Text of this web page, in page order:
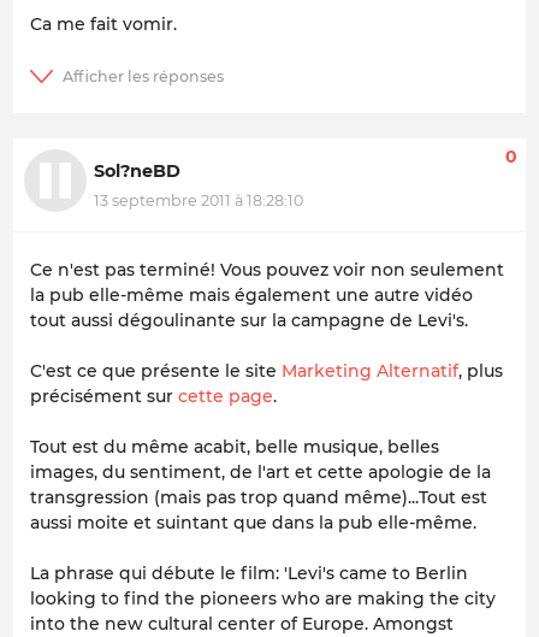
Ca me fait vomir.
Sol?neBD
13 septembre 2011 à 18:28:10
0
Ce n'est pas terminé! Vous pouvez voir non seulement
la pub elle-même mais également une autre vidéo
tout aussi dégoulinante sur la campagne de Levi's.
C'est ce que présente le site Marketing Alternatif, plus
précisément sur cette page.
Tout est du même acabit, belle musique, belles
images, du sentiment, de l'art et cette apologie de la
transgression (mais pas trop quand même)...Tout est
aussi moite et suintant que dans la pub elle-même.
La phrase qui débute le film: 'Levi's came to Berlin
looking to find the pioneers who are making the city
into the new cultural center of Europe. Amongst